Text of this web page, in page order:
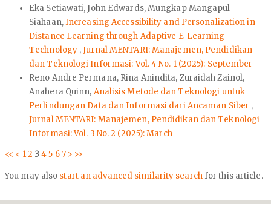
Eka Setiawati, John Edwards, Mungkap Mangapul
Siahaan,Increasing Accessibility and Personalization in
Distance Learning through Adaptive E-Learning
Technology ,Jurnal MENTARI: Manajemen, Pendidikan
dan Teknologi Informasi: Vol. 4 No. 1 (2025): September
Reno Andre Permana, Rina Anindita, Zuraidah Zainol,
Anahera Quinn, Analisis Metode dan Teknologi untuk
Perlindungan Data dan Informasi dari Ancaman Siber ,
Jurnal MENTARI: Manajemen, Pendidikan dan Teknologi
Informasi: Vol. 3 No. 2 (2025): March
<< < 12 34 5 67 > >>
You may also start an advanced similarity searchfor this article.